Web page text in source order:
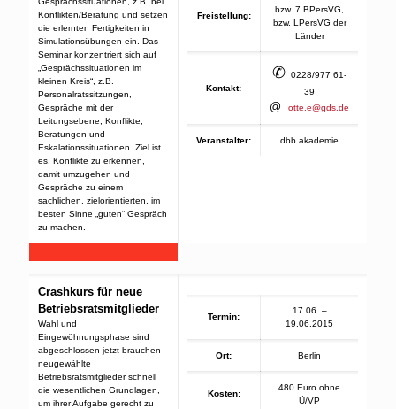
Konflikten/Beratung und setzen
die erlernten Fertigkeiten in
Simulationsübungen ein. Das
Seminar konzentriert sich auf
„Gesprächssituationen im
kleinen Kreis“, z.B.
Personalratssitzungen,
Gespräche mit der
Leitungsebene, Konflikte,
Beratungen und
Eskalationssituationen. Ziel ist
es, Konflikte zu erkennen,
damit umzugehen und
Gespräche zu einem
sachlichen, zielorientierten, im
besten Sinne „guten“ Gespräch
zu machen.
Freistellung:
bzw. 7 BPersVG,
bzw. LPersVG der
Länder
Kontakt:
✆ 0228/977 61-
39
@ otte.e@gds.de
Veranstalter: dbb akademie
Crashkurs für neue
Betriebsratsmitglieder
Wahl und
Eingewöhnungsphase sind
abgeschlossen jetzt brauchen
neugewählte
Betriebsratsmitglieder schnell
die wesentlichen Grundlagen,
um ihrer Aufgabe gerecht zu
Termin:
17.06. –
19.06.2015
Ort: Berlin
Kosten:
480 Euro ohne
Ü/VP